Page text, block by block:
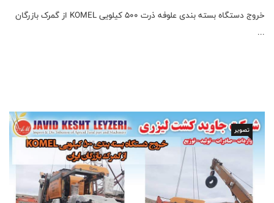
خروج دستگاه بسته بندی علوفه ذرت 500 کیلویی KOMEL از گمرک بازرگان
...
تصویر